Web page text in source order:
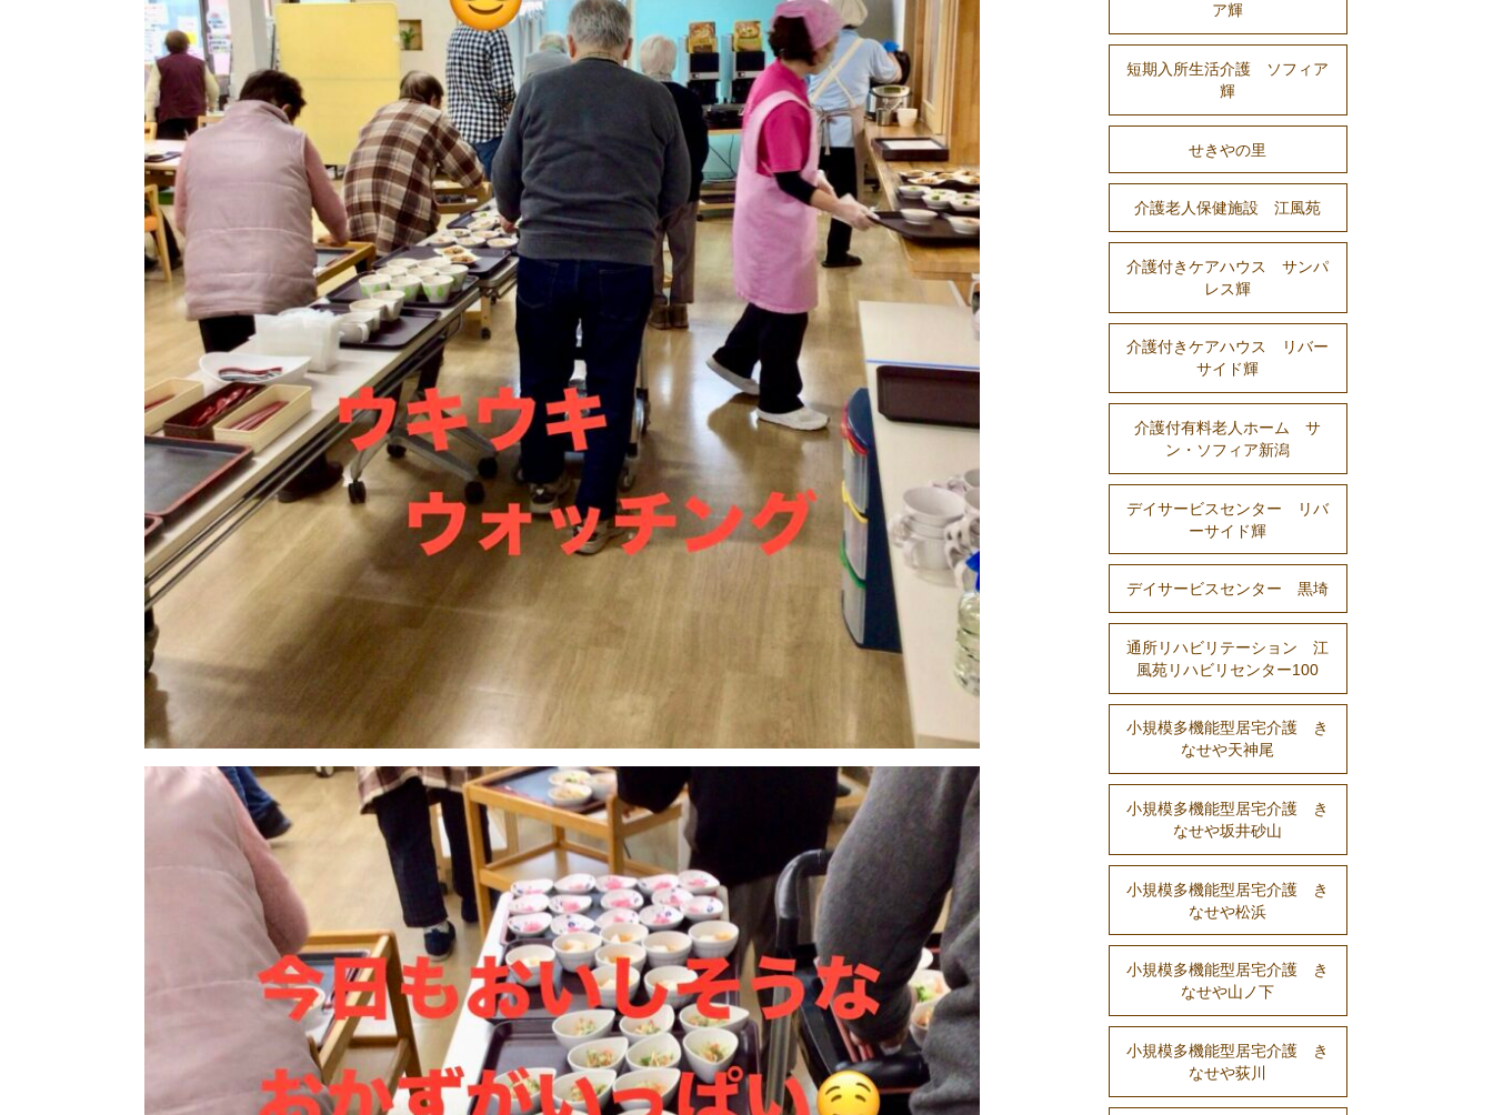
ア輝
短期入所生活介護 ソフィア
輝
せきやの里
介護老人保健施設 江風苑
介護付きケアハウス サンパ
レス輝
介護付きケアハウス リバー
サイド輝
介護付有料老人ホーム サ
ン・ソフィア新潟
デイサービスセンター リバ
ーサイド輝
デイサービスセンター 黒埼
通所リハビリテーション 江
風苑リハビリセンター100
小規模多機能型居宅介護 き
なせや天神尾
小規模多機能型居宅介護 き
なせや坂井砂山
小規模多機能型居宅介護 き
なせや松浜
小規模多機能型居宅介護 き
なせや山ノ下
小規模多機能型居宅介護 き
なせや荻川